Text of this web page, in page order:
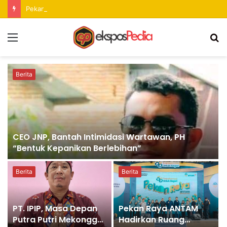
Berita
CEO JNP, Bantah Intimidasi Wartawan, PH
“Bentuk Kepanikan Berlebihan”
Berita
PT. IPIP, Masa Depan
Putra Putri Mekongga,
Berita
Pekan Raya ANTAM
Hadirkan Ruang